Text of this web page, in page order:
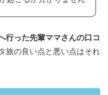
行った先輩ママさんの口コ
旅の良い点と悪い点はそれ